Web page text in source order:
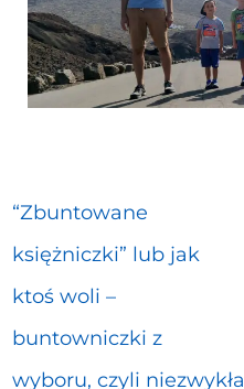
“Zbuntowane
księżniczki” lub jak
ktoś woli –
buntowniczki z
wyboru, czyli niezwykła